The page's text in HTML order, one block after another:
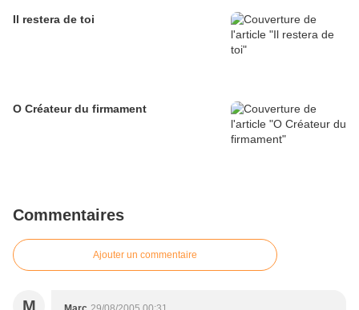
Il restera de toi
O Créateur du firmament
Commentaires
Ajouter un commentaire
M